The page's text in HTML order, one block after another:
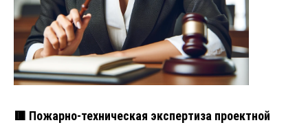
🟥 Пожарно-техническая экспертиза проектной